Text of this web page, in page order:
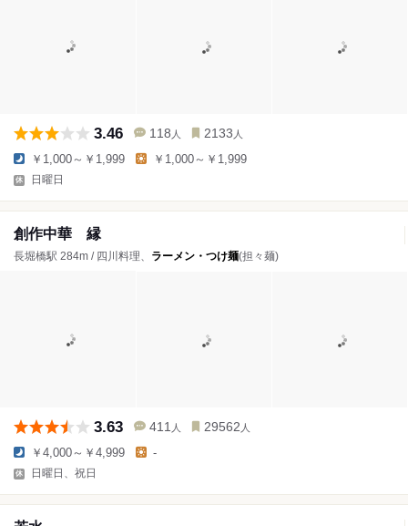
3.46 118 人 2133 人
￥1,000～￥1,999 ￥1,000～￥1,999
日曜日
創作中華 縁
長堀橋駅 284m / 四川料理、 ラーメン・つけ麺(担々麺)
3.63 411 人 29562 人
￥4,000～￥4,999 -
日曜日、祝日